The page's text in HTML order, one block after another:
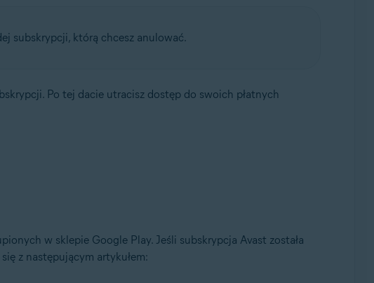
subskrypcji, którą chcesz anulować.
Po tej dacie utracisz dostęp do swoich płatnych
w sklepie Google Play. Jeśli subskrypcja Avast została
z następującym artykułem: